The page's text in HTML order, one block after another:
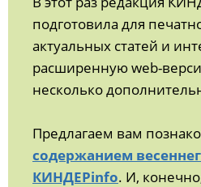
подготовила для
актуальных статей и
расширенную web-
несколько
Предлагаем вам
содержанием
КИНДЕРinfo. И,